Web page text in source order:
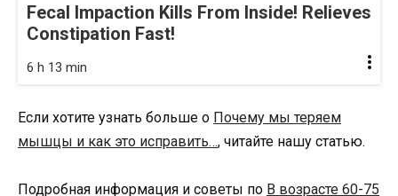
Fecal Impaction Kills From Inside! Relieves
Constipation Fast!
6 h 13 min
Если хотите узнать больше о Почему мы теряем
мышцы и как это исправить…, читайте нашу статью.
Подробная информация и советы по В возрасте 60-75